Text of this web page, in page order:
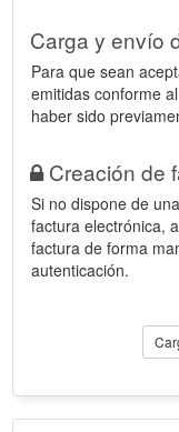
Carga y envío
Para que sean
emitidas conforme
haber sido
Creación de
Si no dispone de
factura electrónica,
factura de forma
autenticación.